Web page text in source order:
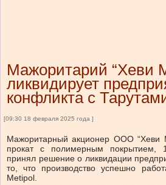
Мажоритарий “Хеви
ликвидирует
конфликта с
[09:30 18 февраля 2025 года ]
Мажоритарный акционер ООО “Хеви
прокат с полимерным покрытием,
принял решение о ликвидации
то, что производство успешно
Metipol.